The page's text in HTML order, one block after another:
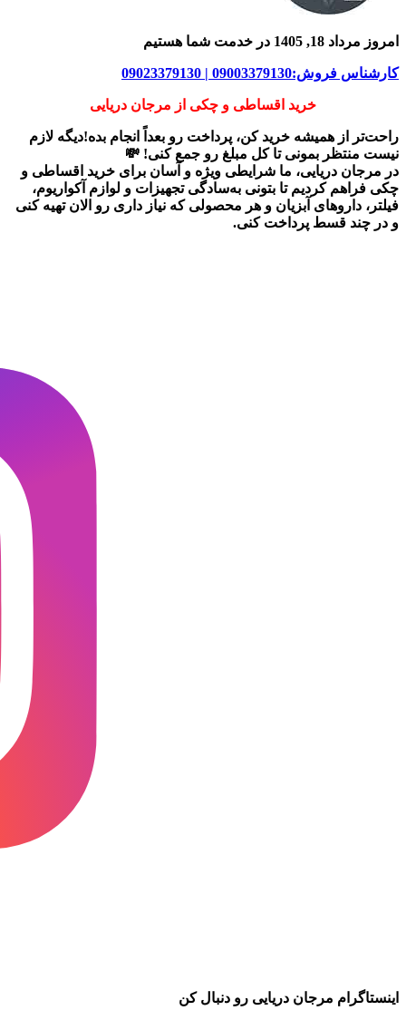
امروز مرداد 18, 1405 در خدمت شما هستیم
کارشناس فروش:09003379130 | 09023379130
خرید اقساطی و چکی از مرجان دریایی
راحت‌تر از همیشه خرید کن، پرداخت رو بعداً انجام بده!دیگه لازم
نیست منتظر بمونی تا کل مبلغ رو جمع کنی! 💸
در مرجان دریایی، ما شرایطی ویژه و آسان برای خرید اقساطی و
چکی فراهم کردیم تا بتونی به‌سادگی تجهیزات و لوازم آکواریوم،
فیلتر، داروهای آبزیان و هر محصولی که نیاز داری رو الان تهیه کنی
و در چند قسط پرداخت کنی.
اینستاگرام مرجان دریایی رو دنبال کن